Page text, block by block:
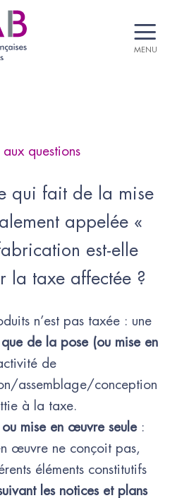
MENU
questions
qui fait de la mise
appelée «
est-elle
la taxe affectée ?
n’est pas taxée : une
que de la pose (ou mise en
de
assemblage/conception
à la taxe.
mise en œuvre seule:
œuvre ne conçoit pas,
éléments constitutifs
les notices et plans